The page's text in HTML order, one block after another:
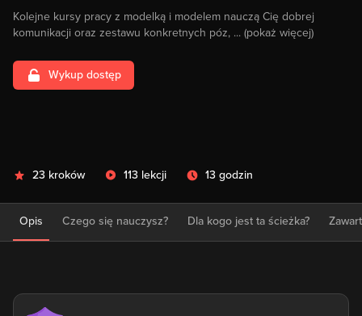
Kolejne kursy pracy z modelką i modelem nauczą Cię dobrej
komunikacji oraz zestawu konkretnych póz, ... (pokaż więcej)
Wykup dostęp
23 kroków 113 lekcji 13 godzin
Opis Czego się nauczysz? Dla kogo jest ta ścieżka?